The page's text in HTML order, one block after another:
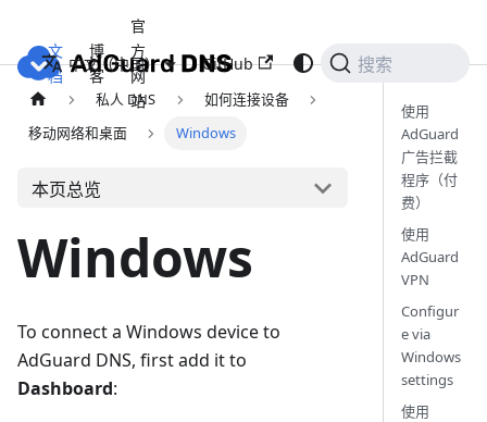
文
档
博
客
官
方
网
站
中文（中国） GitHub 搜索
私人 DNS
如何连接设备
移动网络和桌面
Windows
本页总览
Windows
To connect a Windows device to
AdGuard DNS, first add it to
Dashboard:
使用
AdGuard
广告拦截
程序（付
费）
使用
AdGuard
VPN
Configur
e via
Windows
settings
使用